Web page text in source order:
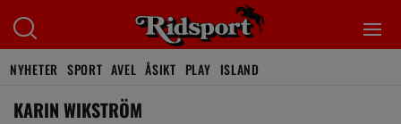
NYHETER SPORT AVEL ÅSIKT PLAY ISLAND
KARIN WIKSTRÖM